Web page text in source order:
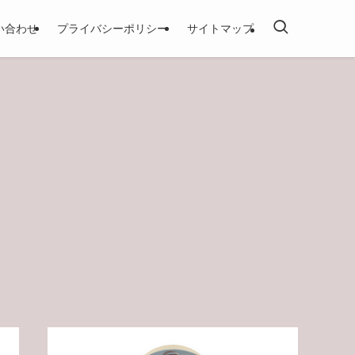
合わせ プライバシーポリシー サイトマップ